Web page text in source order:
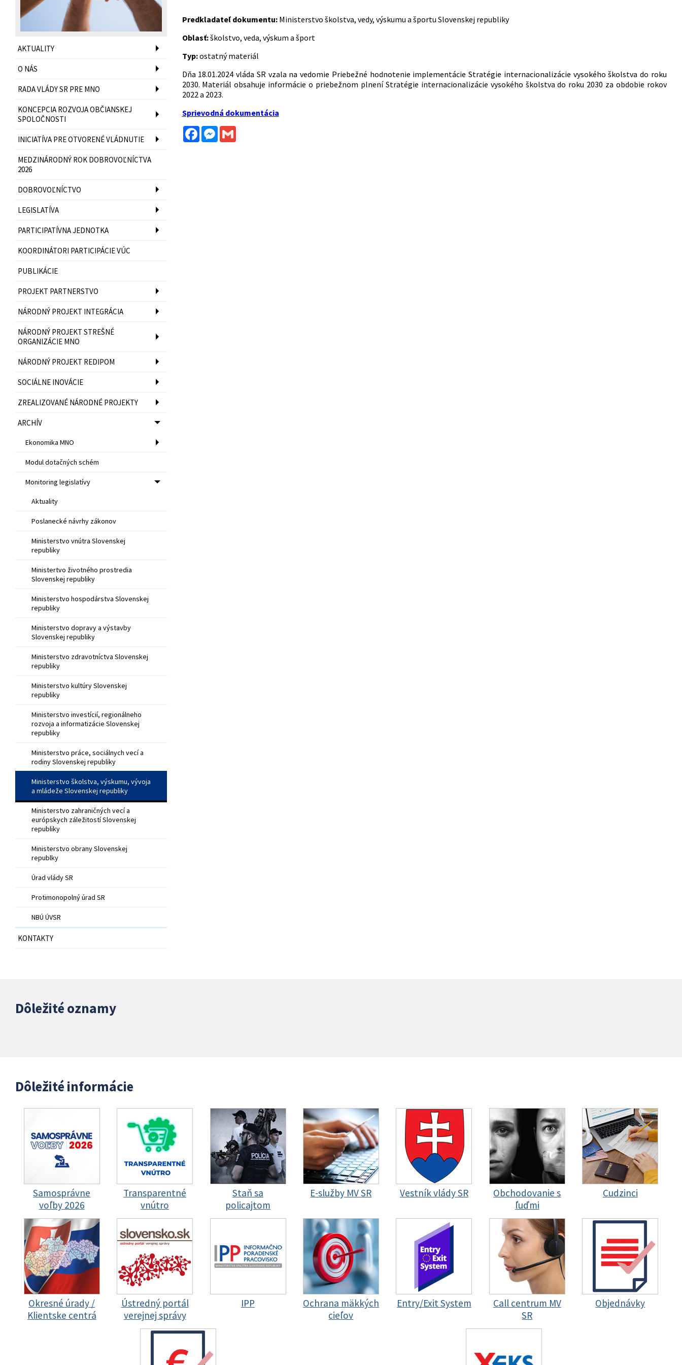
AKTUALITY
O NÁS
RADA VLÁDY SR PRE MNO
KONCEPCIA ROZVOJA OBČIANSKEJ
SPOLOČNOSTI
INICIATÍVA PRE OTVORENÉ VLÁDNUTIE
MEDZINÁRODNÝ ROK DOBROVOĽNÍCTVA
2026
DOBROVOĽNÍCTVO
LEGISLATÍVA
PARTICIPATÍVNA JEDNOTKA
KOORDINÁTORI PARTICIPÁCIE VÚC
PUBLIKÁCIE
PROJEKT PARTNERSTVO
NÁRODNÝ PROJEKT INTEGRÁCIA
NÁRODNÝ PROJEKT STREŠNÉ
ORGANIZÁCIE MNO
NÁRODNÝ PROJEKT REDIPOM
SOCIÁLNE INOVÁCIE
ZREALIZOVANÉ NÁRODNÉ PROJEKTY
ARCHÍV
Ekonomika MNO
Modul dotačných schém
Monitoring legislatívy
Aktuality
Poslanecké návrhy zákonov
Ministerstvo vnútra Slovenskej
republiky
Ministertvo životného prostredia
Slovenskej republiky
Ministerstvo hospodárstva Slovenskej
republiky
Ministerstvo dopravy a výstavby
Slovenskej republiky
Ministerstvo zdravotníctva Slovenskej
republiky
Ministerstvo kultúry Slovenskej
republiky
Ministerstvo investícií, regionálneho
rozvoja a informatizácie Slovenskej
republiky
Ministerstvo práce, sociálnych vecí a
rodiny Slovenskej republiky
Ministerstvo školstva, výskumu, vývoja
a mládeže Slovenskej republiky
Ministerstvo zahraničných vecí a
európskych záležitostí Slovenskej
republiky
Ministerstvo obrany Slovenskej
republky
Úrad vlády SR
Protimonopolný úrad SR
NBÚ ÚVSR
KONTAKTY
Predkladateľ dokumentu: Ministerstvo školstva, vedy, výskumu a športu Slovenskej republiky
Oblasť:školstvo, veda, výskum a šport
Typ:ostatný materiál
Dňa 18.01.2024 vláda SR vzala na vedomie Priebežné hodnotenie implementácie Stratégie internacionalizácie vysokého školstva do roku
2030. Materiál obsahuje informácie o priebežnom plnení Stratégie internacionalizácie vysokého školstva do roku 2030 za obdobie rokov
2022 a 2023.
Sprievodná dokumentácia
FacebookMessenger
Gmail
Dôležité oznamy
Dôležité informácie
Samosprávne
voľby 2026
Transparentné
vnútro
Staň sa
policajtom
E-služby MV SR Vestník vlády SR
Obchodovanie s
ľuďmi
Cudzinci
Okresné úrady /
Klientske centrá
Ústredný portál
verejnej správy
IPP
Ochrana mäkkých
cieľov
Entry/Exit System
Call centrum MV
SR
Objednávky